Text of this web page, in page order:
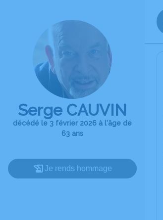
Serge CAUVIN
décédé le 3 février 2026 à l'âge de
63 ans
Je rends hommage